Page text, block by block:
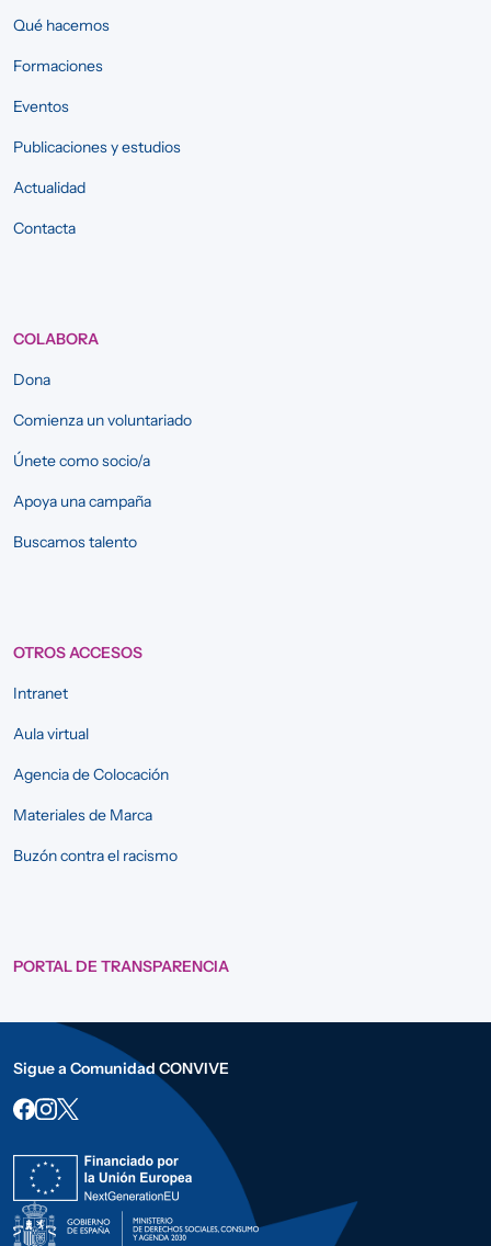
Qué hacemos
Formaciones
Eventos
Publicaciones y estudios
Actualidad
Contacta
COLABORA
Dona
Comienza un voluntariado
Únete como socio/a
Apoya una campaña
Buscamos talento
OTROS ACCESOS
Intranet
Aula virtual
Agencia de Colocación
Materiales de Marca
Buzón contra el racismo
PORTAL DE TRANSPARENCIA
Sigue a Comunidad CONVIVE